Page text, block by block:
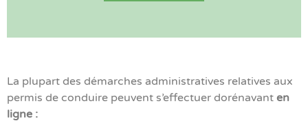
La plupart des démarches administratives relatives aux
permis de conduire peuvent s’effectuer dorénavant en
ligne :